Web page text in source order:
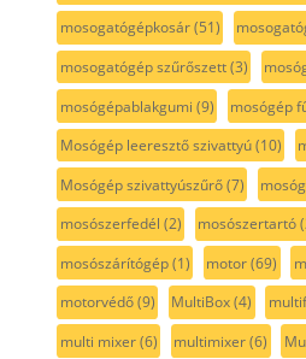
mosogatógépkosár(51)
mosogatógép szűrőszett(3)
mosógépablakgumi (9) mosógép
Mosógép leeresztő szivattyú(10)
Mosógép szivattyúszűrő(7)
mosószerfedél (2) mosószertartó
mosószárítógép(1) motor(69)
motorvédő(9) MultiBox(4)
multi mixer(6) multimixer(6)